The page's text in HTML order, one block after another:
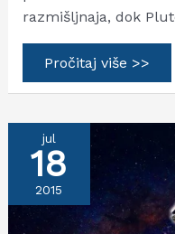
razmišljnaja, dok
Uran
u
Ovnu
Jarcu
–
Promene
Pročitaj više >>
jul
18
2015